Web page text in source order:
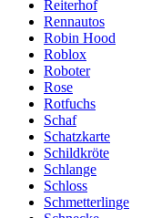
Reiterhof
Rennautos
Robin Hood
Roblox
Roboter
Rose
Rotfuchs
Schaf
Schatzkarte
Schildkröte
Schlange
Schloss
Schmetterlinge